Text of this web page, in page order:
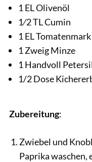
1 EL Olivenöl
1⁄2 TL Cumin
1 EL Tomatenmark
1 Zweig Minze
1 Handvoll
1/2 Dose
Zubereitung:
Zwiebel und
Paprika